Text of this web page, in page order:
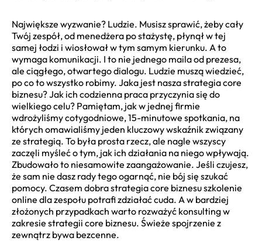
Największe wyzwanie? Ludzie. Musisz sprawić, żeby cały
Twój zespół, od menedżera po stażystę, płynął w tej
samej łodzi i wiosłował w tym samym kierunku. A to
wymaga komunikacji. I to nie jednego maila od prezesa,
ale ciągłego, otwartego dialogu. Ludzie muszą wiedzieć,
po co to wszystko robimy. Jaka jest nasza strategia core
biznesu? Jak ich codzienna praca przyczynia się do
wielkiego celu? Pamiętam, jak w jednej firmie
wdrożyliśmy cotygodniowe, 15-minutowe spotkania, na
których omawialiśmy jeden kluczowy wskaźnik związany
ze strategią. To była prosta rzecz, ale nagle wszyscy
zaczęli myśleć o tym, jak ich działania na niego wpływają.
Zbudowało to niesamowite zaangażowanie. Jeśli czujesz,
że sam nie dasz rady tego ogarnąć, nie bój się szukać
pomocy. Czasem dobra strategia core biznesu szkolenie
online dla zespołu potrafi zdziałać cuda. A w bardziej
złożonych przypadkach warto rozważyć konsulting w
zakresie strategii core biznesu. Świeże spojrzenie z
zewnątrz bywa bezcenne.